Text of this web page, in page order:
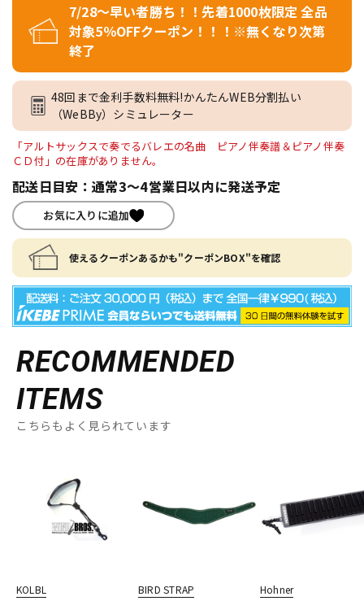
7/28～早い者勝ち！！先着1000枚限定 全品
対象5％OFFクーポン！！！※無くなり次第
終了
48回まで金利手数料無料!かんたんWEB分割払い
（WeBBy）シミュレーター
「アルトサックスで奏でるバレエの名曲 ピアノ伴奏譜＆ピアノ伴奏
ＣＤ付」の在庫がありません。
配送日目安：通常3～4営業日以内に発送予定
お気に入りに追加
使えるクーポンあるかも"クーポンBOX"を確認
RECOMMENDED
ITEMS
こちらもよく見られています
KOLBL
BIRD STRAP
Hohner